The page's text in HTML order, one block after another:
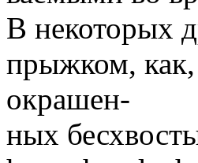
В некоторых
прыжком, как,
окрашен-
ных